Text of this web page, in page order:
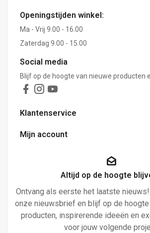
Openingstijden winkel:
Ma - Vrij 9.00 - 16.00
Zaterdag 9.00 - 15.00
Social media
Blijf op de hoogte van nieuwe producten
Klantenservice
Mijn account
Altijd op de hoogte
Ontvang als eerste het laatste
onze nieuwsbrief en blijf op de
producten, inspirerende ideeën en
voor jouw volgende